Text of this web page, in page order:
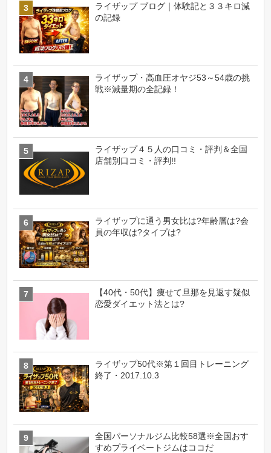
ライザップ ブログ｜体験記と３３キロ減
の記録
ライザップ・高血圧オヤジ53～54歳の挑
戦※減量期の全記録！
ライザップ４５人の口コミ・評判＆全国
店舗別口コミ・評判!!
ライザップに通う男女比は?年齢層は?会
員の年収は?タイプは?
【40代・50代】痩せて旦那を見返す疑似
恋愛ダイエット法とは?
ライザップ50代※第１回目トレーニング
終了・2017.10.3
全国パーソナルジム比較58選※全国おす
すめプライベートジムはココだ